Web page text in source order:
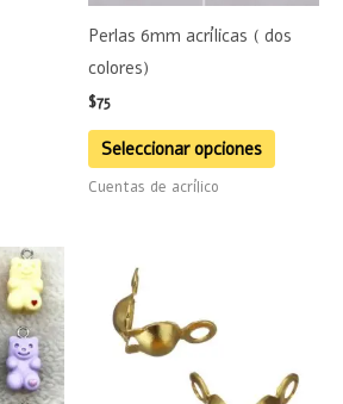
Perlas 6mm acrílicas ( dos
colores)
$75
Seleccionar opciones
se
pueden
página
Cuentas de acrílico
Este
producto
tiene
múltiples
variantes.